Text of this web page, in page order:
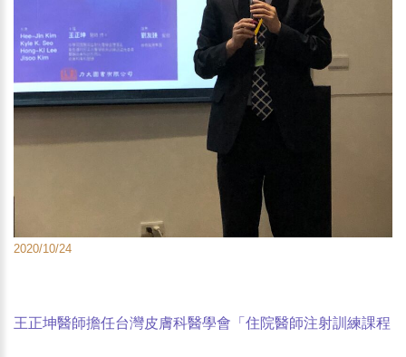
2020/10/24
王正坤醫師擔任台灣皮膚科醫學會「住院醫師注射訓練課程